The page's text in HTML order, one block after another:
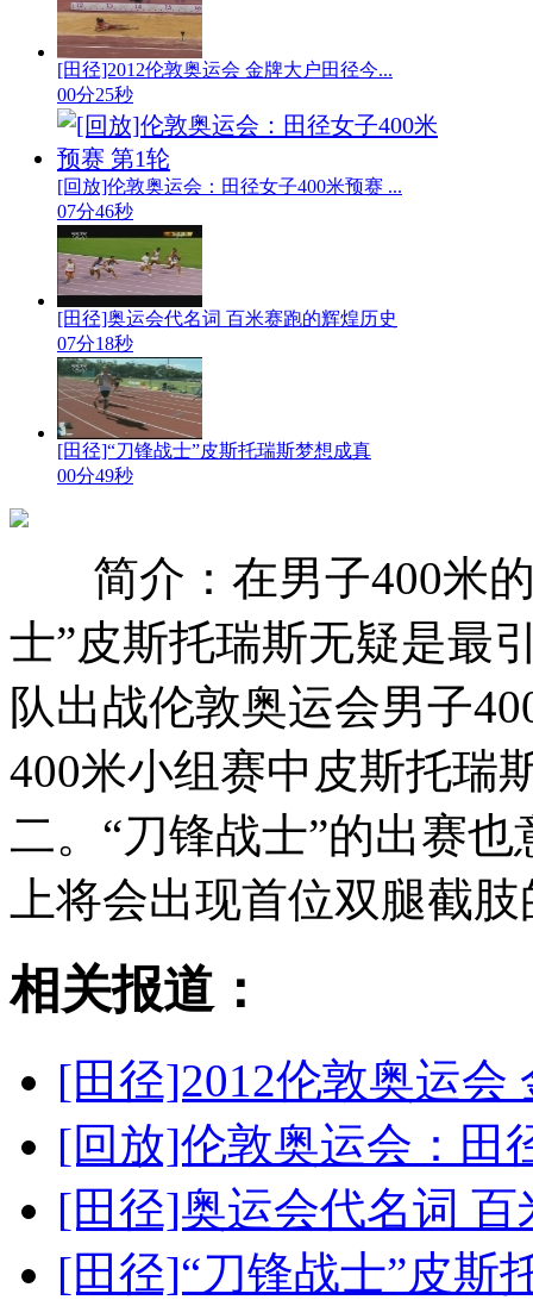
[田径]2012伦敦奥运会 金牌大户田径今...
00分25秒
[回放]伦敦奥运会：田径女子400米预赛 ...
07分46秒
[田径]奥运会代名词 百米赛跑的辉煌历史
07分18秒
[田径]“刀锋战士”皮斯托瑞斯梦想成真
00分49秒
简介：在男子400米
士”皮斯托瑞斯无疑是最
队出战伦敦奥运会男子
400米小组赛中皮斯托瑞
二。“刀锋战士”的出赛
上将会出现首位双腿截
相关报道：
[田径]2012伦敦奥运会
[回放]伦敦奥运会：田
[田径]奥运会代名词
[田径]“刀锋战士”皮斯